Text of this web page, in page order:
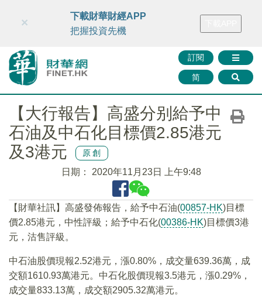
財華智庫網 FINTV FINMETA 財華證券 媒體矩陣
訂閱
简
×
下載財華財經APP
把握投資先機
【大行報告】高盛分别給予中
石油及中石化目標價2.85港元
及3港元
原創
日期： 2020年11月23日 上午9:48
【財華社訊】高盛發佈報告，給予中石油(00857-HK)目標
價2.85港元，中性評級；給予中石化(00386-HK)目標價3港
元，沽售評級。
中石油股價現報2.52港元，漲0.80%，成交量639.36萬，成
交額1610.93萬港元。中石化股價現報3.5港元，漲0.29%，
成交量833.13萬，成交額2905.32萬港元。